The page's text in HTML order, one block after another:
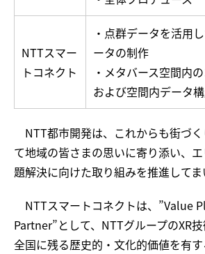
NTTスマー
トコネクト
・点群データを活用
ータの制作
・メタバース空間内
および空間内データ
NTT都市開発は、これからも街づ
て地域の皆さまの思いに寄り添い、
題解決に向けた取り組みを推進してま
NTTスマートコネクトは、”Value
Partner”として、NTTグループのXR
全国に残る歴史的・文化的価値を有